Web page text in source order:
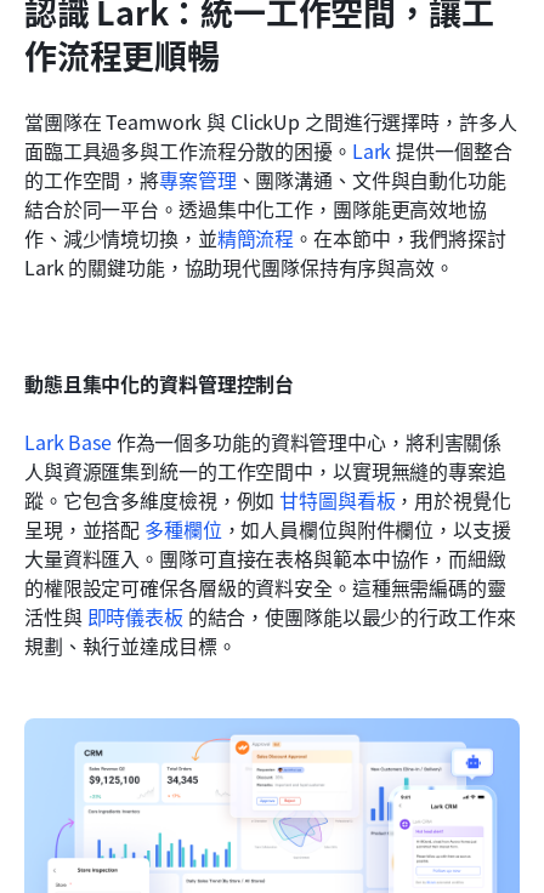
認識 Lark：統一工作空間，讓工
作流程更順暢
當團隊在 Teamwork 與 ClickUp 之間進行選擇時，許多人
面臨工具過多與工作流程分散的困擾。 Lark 提供一個整合
的工作空間，將專案管理 、團隊溝通、文件與自動化功能
結合於同一平台。透過集中化工作，團隊能更高效地協
作、減少情境切換，並精簡流程 。在本節中，我們將探討
Lark 的關鍵功能，協助現代團隊保持有序與高效。
動態且集中化的資料管理控制台
Lark Base 作為一個多功能的資料管理中心，將利害關係
人與資源匯集到統一的工作空間中，以實現無縫的專案追
蹤。它包含多維度檢視，例如 甘特圖與看板 ，用於視覺化
呈現，並搭配 多種欄位 ，如人員欄位與附件欄位，以支援
大量資料匯入。團隊可直接在表格與範本中協作，而細緻
的權限設定可確保各層級的資料安全。這種無需編碼的靈
活性與 即時儀表板 的結合，使團隊能以最少的行政工作來
規劃、執行並達成目標。